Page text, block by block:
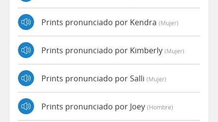
Prints pronunciado por Kendra (mujer)
Prints pronunciado por Kimberly (mujer)
Prints pronunciado por Salli (mujer)
Prints pronunciado por Joey (hombre)